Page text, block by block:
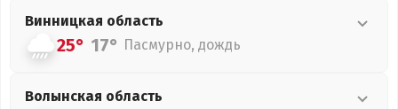
Винницкая область
25° 17° Пасмурно, дождь
Волынская область